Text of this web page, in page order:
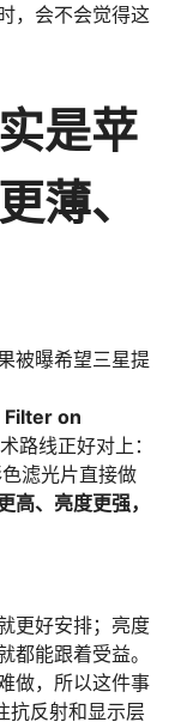
，会不会觉得这
是苹
薄、
被曝希望三星提
Filter on
路线正好对上：
滤光片直接做
高、亮度更强，
更好安排；亮度
都能跟着受益。
做，所以这件事
抗反射和显示层